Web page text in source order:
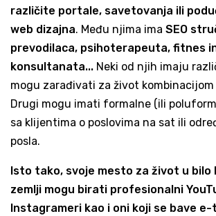
različite portale, savetovanja ili
web dizajna. Među njima ima SEO
prevodilaca, psihoterapeuta, fitnes
konsultanata... Neki od njih imaju
mogu zarađivati za život kombinacijom
Drugi mogu imati formalne (ili
sa klijentima o poslovima na sat ili
posla.
Isto tako, svoje mesto za život u bilo
zemlji mogu birati profesionalni
Instagrameri kao i oni koji se bave